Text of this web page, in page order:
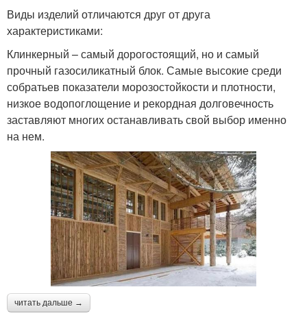
Виды изделий отличаются друг от друга
характеристиками:
Клинкерный – самый дорогостоящий, но и самый
прочный газосиликатный блок. Самые высокие среди
собратьев показатели морозостойкости и плотности,
низкое водопоглощение и рекордная долговечность
заставляют многих останавливать свой выбор именно
на нем.
читать дальше →